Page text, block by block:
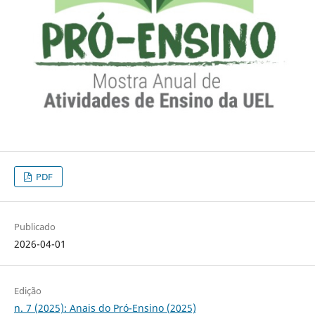
PDF
Publicado
2026-04-01
Edição
n. 7 (2025): Anais do Pró-Ensino (2025)